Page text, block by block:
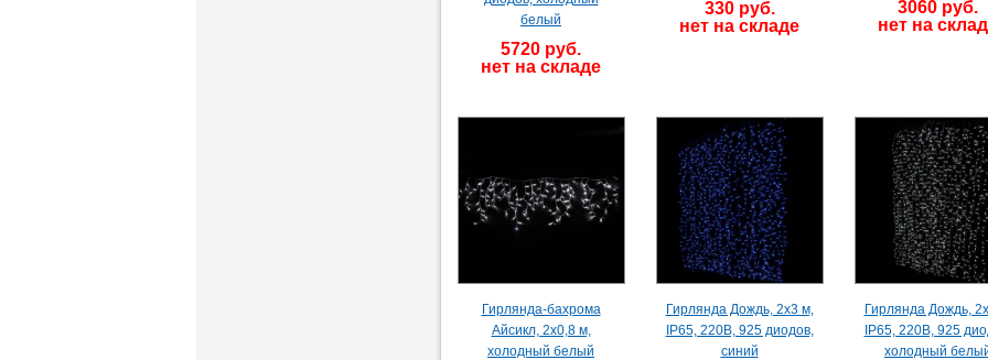
белый
5720 руб.
нет на складе
330 руб.
нет на складе
3060 руб.
нет на
Гирлянда-бахрома
Айсикл, 2х0,8 м,
холодный белый
Гирлянда Дождь, 2х3 м,
IP65, 220В, 925 диодов,
синий
Гирлянда Дождь,
IP65, 220В, 925
холодный